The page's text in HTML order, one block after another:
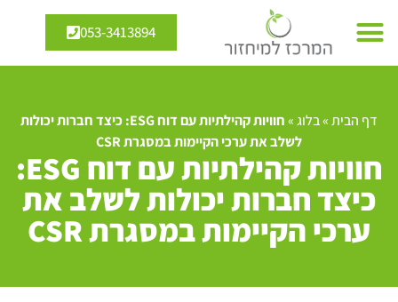
053-3413894
דף הבית»בלוג»
חוויות קהילתיות עם דוח ESG: כיצד חברות יכולות
לשלב את ערכי הקיימות במסגרת CSR
חוויות קהילתיות עם דוח ESG:
כיצד חברות יכולות לשלב את
ערכי הקיימות במסגרת CSR